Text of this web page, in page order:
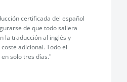
certificada del español
de que todo saliera
la traducción al inglés y
adicional. Todo el
solo tres días."